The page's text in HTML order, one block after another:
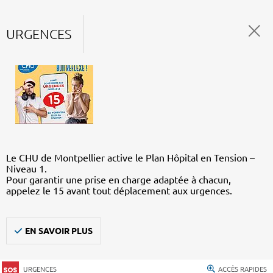
URGENCES
Le CHU de Montpellier active le Plan Hôpital en Tension –
Niveau 1.
Pour garantir une prise en charge adaptée à chacun,
appelez le 15 avant tout déplacement aux urgences.
EN SAVOIR PLUS
URGENCES ACCÈS RAPIDES